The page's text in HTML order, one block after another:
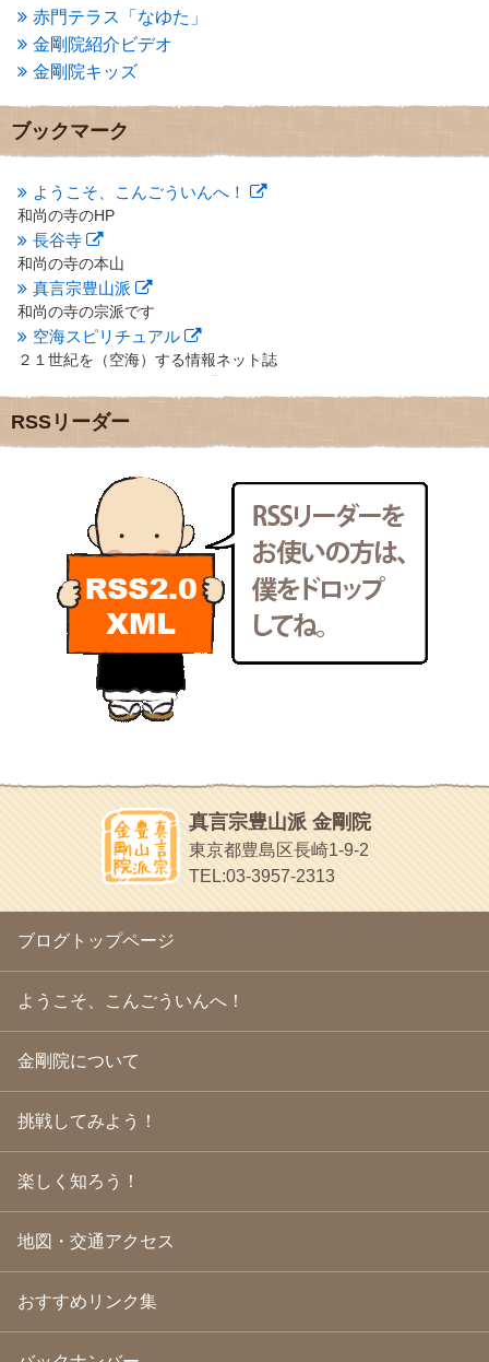
2013年3月
(4)
2013年2月(6)
2013年1月(6)
2012年12月(7)
2012年10月(5)
2012年9月
(8)
2012年7月
(10)
2012年6月(14)
2012年5月
2012年4月(16)
2012年3月 (17)
2012年2月(20)
2012年1月(25)
2011年12月(22)
2011年11月(28)
2011年10月(31)
2011年9月(24)
2011年8月(21)
2011年6月(13)
2011年5月
2011年4月
(17)
2011年3月(15)
2011年2月(22)
2011年1月(22)
2010年12月(21)
2010年11月
(14)
2010年9月(16)
(13)
2010年5月(22)
2010年4月(25)
2010年3月(22)
2010年2月
(23)
2010年1月(23)
2009年12月(18)
2009年10月(20)
2009年9月(20)
2009年8月 (18)
2009年7月
(21)
2009年6月(22)
2009年5月(20)
2009年2月(19)
2009年1月(25)
2008年12月 (22)
2008年9月(24)
2008年8月(24)
2008年7月
(23)
2008年6月(23)
2008年5月(21)
赤門テラス「なゆた」
金剛院紹介ビデオ
金剛院キッズ
ブックマーク
ようこそ、こんごういんへ！
和尚の寺のHP
長谷寺
和尚の寺の本山
真言宗豊山派
和尚の寺の宗派です
空海スピリチュアル
２１世紀を（空海）する情報ネット誌
地域のライターさんです
小豆島 圓満寺
新聞屋の道具箱
新聞社で使われる用語の解説など
makotoさんの御符内巡礼記
東京の巡礼記です
POLYHEDON
いろいろなことが書いてあるよ
bunchan
あちこち行って！
目白鍼灸院
日本人の繊細な体質にあわせた、やさしく気持ちよい鍼灸治療で
ほうげん日記
放言じゃなくて和尚さんの名前だよ
面白いサイトみつけたよ。
ヘェ～という感じ
chocolab.Air♪DIALY
ラブラドールのワンちゃんがかわいいよ
RSSリーダー
真言宗豊山派 金剛院
東京都豊島区長崎1-9-2
TEL:03-3957-2313
ブログトップページ
ようこそ、こんごういんへ！
金剛院について
挑戦してみよう！
楽しく知ろう！
地図・交通アクセス
おすすめリンク集